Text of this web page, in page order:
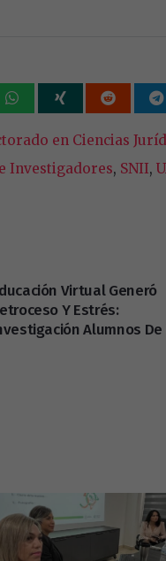
en Ciencias
Investigadores, SNII,
Virtual Generó
Y Estrés:
Alumnos De